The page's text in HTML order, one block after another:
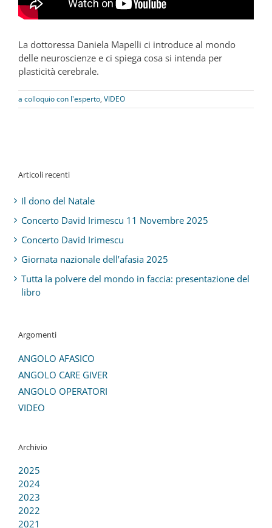
La dottoressa Daniela Mapelli ci introduce al mondo
delle neuroscienze e ci spiega cosa si intenda per
plasticità cerebrale.
a colloquio con l'esperto, VIDEO
Articoli recenti
Il dono del Natale
Concerto David Irimescu 11 Novembre 2025
Concerto David Irimescu
Giornata nazionale dell’afasia 2025
Tutta la polvere del mondo in faccia: presentazione del
libro
Argomenti
ANGOLO AFASICO
ANGOLO CARE GIVER
ANGOLO OPERATORI
VIDEO
Archivio
2025
2024
2023
2022
2021